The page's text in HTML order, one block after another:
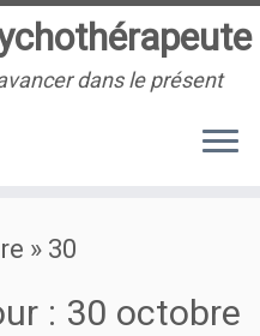
dans le présent
» 30
: 30 octobre